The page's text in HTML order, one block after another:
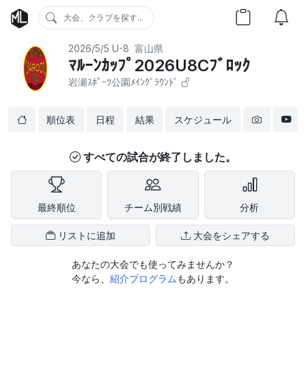
大会、クラブを探す...
2026/5/5 U-8 富山県
ﾏﾙｰﾝｶｯﾌﾟ2026U8Cﾌﾞﾛｯｸ
岩瀬ｽﾎﾟｰﾂ公園ﾒｲﾝｸﾞﾗｳﾝﾄﾞ
順位表 日程 結果 スケジュール
すべての試合が終了しました。
最終順位 チーム別戦績 分析
リストに追加 大会をシェアする
あなたの大会でも使ってみませんか？
今なら、 紹介プログラム もあります。